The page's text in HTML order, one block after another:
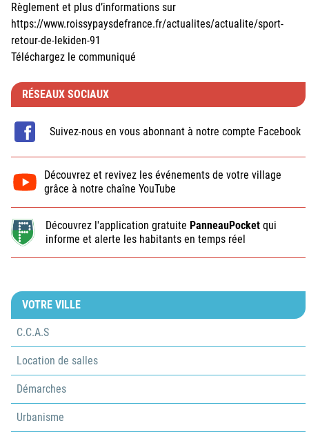
Règlement et plus d’informations sur
https://www.roissypaysdefrance.fr/actualites/actualite/sport-
retour-de-lekiden-91
Téléchargez le communiqué
RÉSEAUX SOCIAUX
Suivez-nous en vous abonnant à notre compte Facebook
Découvrez et revivez les événements de votre village
grâce à notre chaîne YouTube
Découvrez l'application gratuite PanneauPocket qui
informe et alerte les habitants en temps réel
VOTRE VILLE
C.C.A.S
Location de salles
Démarches
Urbanisme